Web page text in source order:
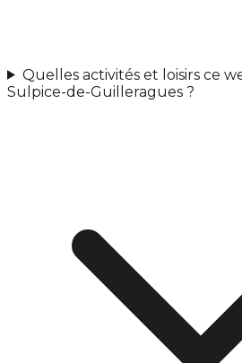
Quelles activités et loisirs ce
Sulpice-de-Guilleragues ?